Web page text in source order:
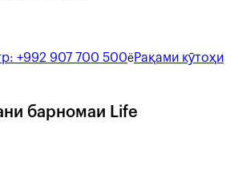
+992 907 700 500ёРақами кӯтоҳи
барномаи Life